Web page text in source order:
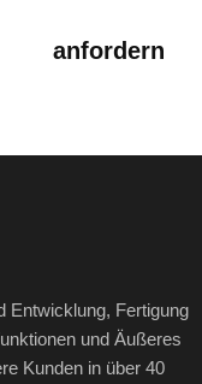
anfordern
Entwicklung, Fertigung
und Äußeres
Kunden in über 40